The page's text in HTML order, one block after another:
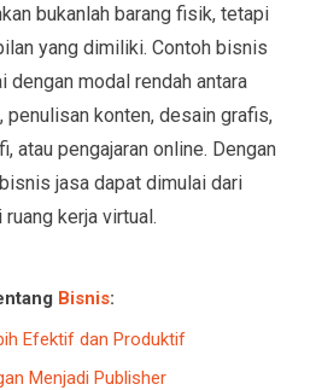
bukanlah barang fisik, tetapi
yang dimiliki. Contoh bisnis
dengan modal rendah antara
penulisan konten, desain grafis,
atau pengajaran online. Dengan
jasa dapat dimulai dari
ruang kerja virtual.
Bisnis:
Efektif dan Produktif
Menjadi Publisher